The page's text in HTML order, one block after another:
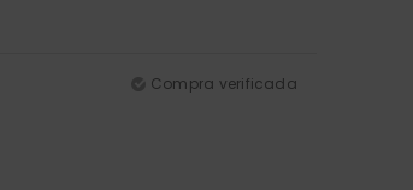
Compra verificada